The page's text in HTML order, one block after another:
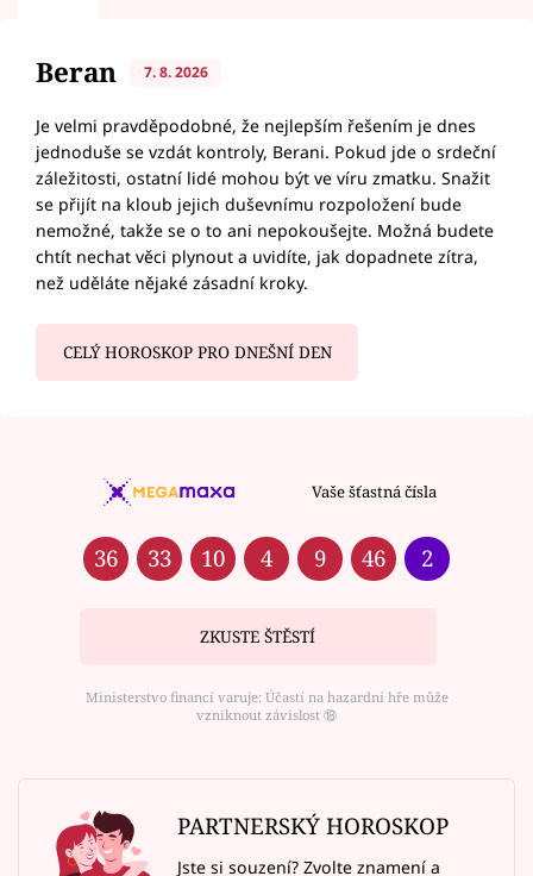
Beran 7. 8. 2026
Je velmi pravděpodobné, že nejlepším řešením je dnes
jednoduše se vzdát kontroly, Berani. Pokud jde o srdeční
záležitosti, ostatní lidé mohou být ve víru zmatku. Snažit
se přijít na kloub jejich duševnímu rozpoložení bude
nemožné, takže se o to ani nepokoušejte. Možná budete
chtít nechat věci plynout a uvidíte, jak dopadnete zítra,
než uděláte nějaké zásadní kroky.
CELÝ HOROSKOP PRO DNEŠNÍ DEN
Vaše šťastná čísla
36 33 10 4 9 46 2
ZKUSTE ŠTĚSTÍ
Ministerstvo financí varuje: Účastí na hazardní hře může
vzniknout závislost ⑱
PARTNERSKÝ HOROSKOP
Jste si souzení? Zvolte znamení a